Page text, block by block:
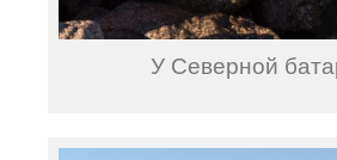
У Северной